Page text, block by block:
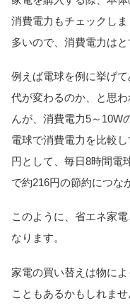
消費電力もチェックし
多いので、消費電力はと
例えば電球を例に挙げ
代が変わるのか、と思
んが、消費電力5～10W
電球で消費電力を比較
円として、毎日8時間電
で約216円の節約につな
このように、省エネ家
なります。
家電の買い替えは物に
こともあるかもしれま